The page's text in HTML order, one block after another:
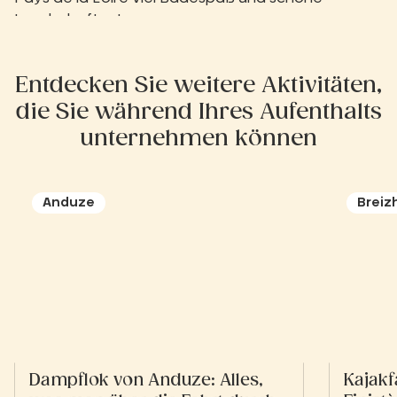
Landschaften!
Entdecken Sie weitere Aktivitäten,
die Sie während Ihres Aufenthalts
unternehmen können
Anduze
Dampflok von Anduze: Alles,